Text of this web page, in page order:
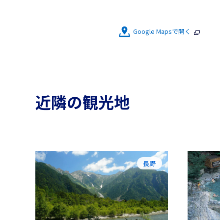
Google Mapsで開く
近隣の観光地
長野